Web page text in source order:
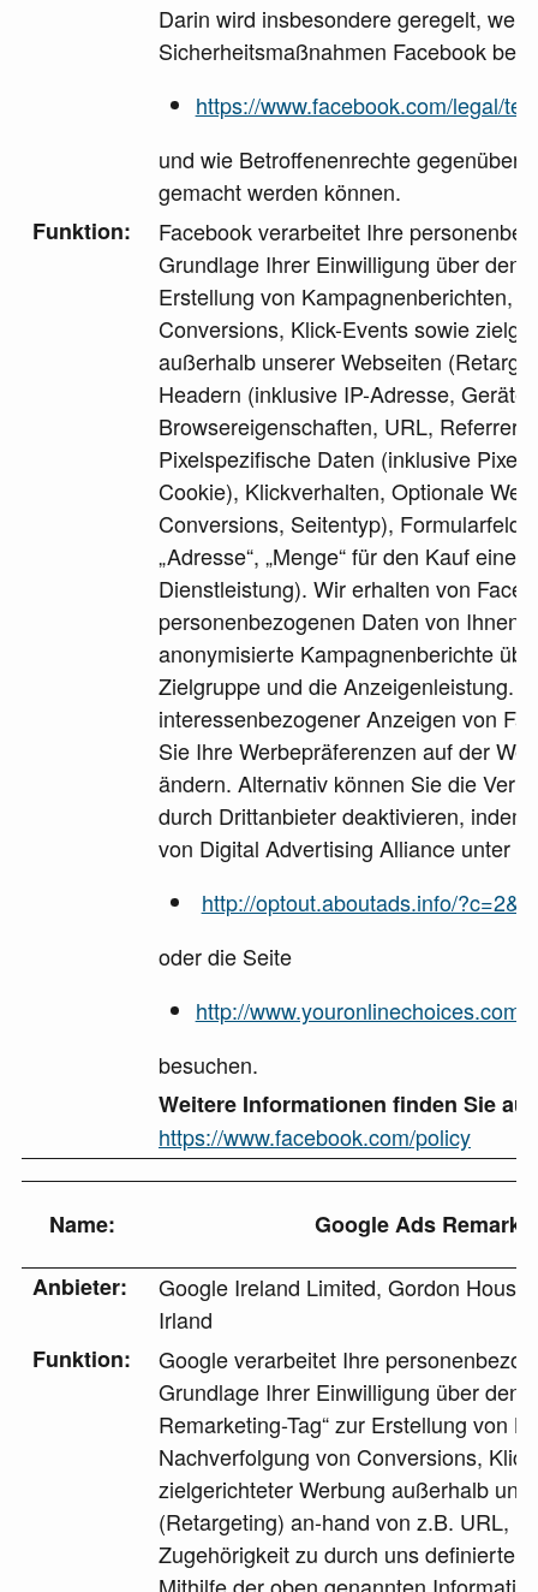
Darin wird insbesondere geregelt,
Sicherheitsmaßnahmen Facebook
https://www.facebook.com/legal/
und wie Betroffenenrechte gegenüber
gemacht werden können.
Funktion:
Facebook verarbeitet Ihre
Grundlage Ihrer Einwilligung über den
Erstellung von Kampagnenberichten,
Conversions, Klick-Events sowie
außerhalb unserer Webseiten
Headern (inklusive IP-Adresse,
Browsereigenschaften, URL, Referrer-
Pixelspezifische Daten (inklusive Pixel
Cookie), Klickverhalten, Optionale
Conversions, Seitentyp),
„Adresse“, „Menge“ für den Kauf
Dienstleistung). Wir erhalten von
personenbezogenen Daten von Ihnen,
anonymisierte Kampagnenberichte
Zielgruppe und die Anzeigenleistung.
interessenbezogener Anzeigen von
Sie Ihre Werbepräferenzen auf der
ändern. Alternativ können Sie die
durch Drittanbieter deaktivieren,
von Digital Advertising Alliance unter
http://optout.aboutads.info/
oder die Seite
http://www.youronlinechoices.com
besuchen.
Weitere Informationen finden Sie
https://www.facebook.com/policy
Name:
Google Ads
Anbieter:
Google Ireland Limited, Gordon
Irland
Funktion:
Google verarbeitet Ihre
Grundlage Ihrer Einwilligung über den
Remarketing-Tag“ zur Erstellung von
Nachverfolgung von Conversions,
zielgerichteter Werbung außerhalb
(Retargeting) an-hand von z.B. URL,
Zugehörigkeit zu durch uns definierte